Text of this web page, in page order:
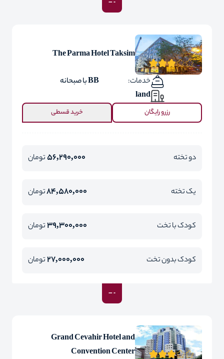
The Parma Hotel Taksim
خدمات:
BB با صبحانه
land
رزرو رایگان خرید قسطی
دو تخته 56,290,000تومان
یک تخته 84,580,000تومان
کودک با تخت 39,300,000تومان
کودک بدون تخت 27,000,000تومان
Grand Cevahir Hotel and
Convention Center